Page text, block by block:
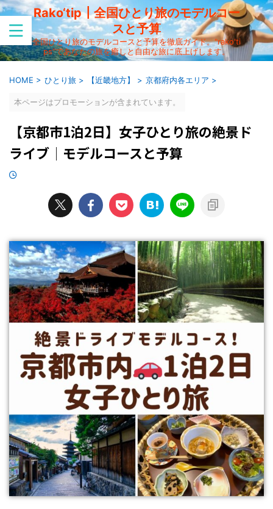
Rako‘tip┃全国ひとり旅のモデルコー
スと予算
全国ひとり旅のモデルコースと予算を徹底ガイド。"rako'ti
ps"であなたの旅を癒しと自由な旅に底上げします。
HOME > ひとり旅 > 【近畿地方】 > 京都府内各エリア >
本ページはプロモーションが含まれています。
【京都市1泊2日】女子ひとり旅の絶景ド
ライブ│モデルコースと予算